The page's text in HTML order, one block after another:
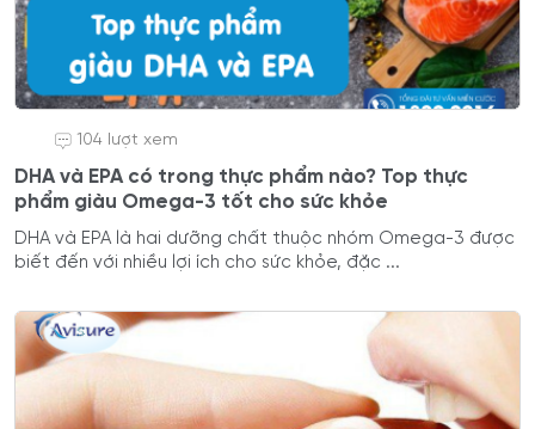
104 lượt xem
DHA và EPA có trong thực phẩm nào? Top thực
phẩm giàu Omega-3 tốt cho sức khỏe
DHA và EPA là hai dưỡng chất thuộc nhóm Omega-3 được
biết đến với nhiều lợi ích cho sức khỏe, đặc ...